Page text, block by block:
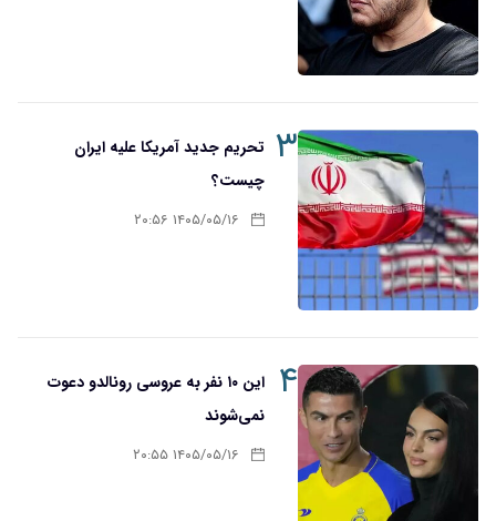
۳ تحریم‌ جدید آمریکا علیه ایران
چیست؟
۱۴۰۵/۰۵/۱۶ ۲۰:۵۶
۴
این ۱۰ نفر به عروسی رونالدو دعوت
نمی‌شوند
۱۴۰۵/۰۵/۱۶ ۲۰:۵۵